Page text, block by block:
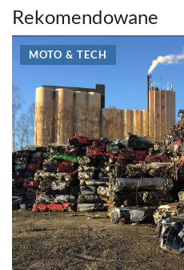
Rekomendowane
MOTO & TECH